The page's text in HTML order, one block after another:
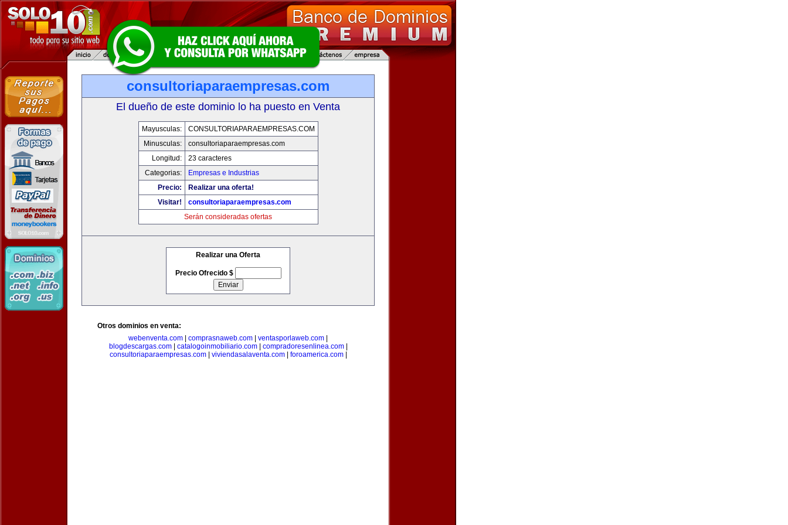
consultoriaparaempresas.com
El dueño de este dominio lo ha puesto en Venta
Mayusculas:
CONSULTORIAPARAEMPRESAS.COM
Minusculas:
consultoriaparaempresas.com
Longitud:
23 caracteres
Categorias:
Empresas e Industrias
Precio:
Realizar una oferta!
Visitar!
consultoriaparaempresas.com
Serán consideradas ofertas
Realizar una Oferta
Precio Ofrecido $
Otros dominios en venta:
webenventa.com
comprasnaweb.com ventasporlaweb.com
blogdescargas.com| catalogoinmobiliario.com| compradoresenlinea.com|
consultoriaparaempresas.com| viviendasalaventa.com| foroamerica.com|